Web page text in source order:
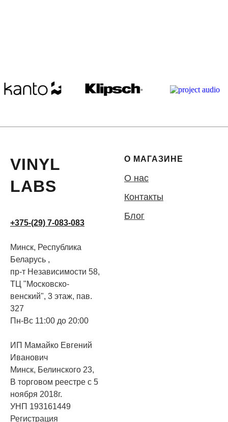
VINYL
LABS
+375-(29) 7-083-083
Минск, Республика
Беларусь ,
пр-т Независимости 58,
ТЦ "Московско-
венский", 3 этаж, пав.
327
Пн-Вс 11:00 до 20:00
ИП Мамайко Евгений
Иванович
Минск, Белинского 23,
В торговом реестре с 5
ноября 2018г.
УНП 193161449
Регистрация
О МАГАЗИНЕ
О нас
Контакты
Блог